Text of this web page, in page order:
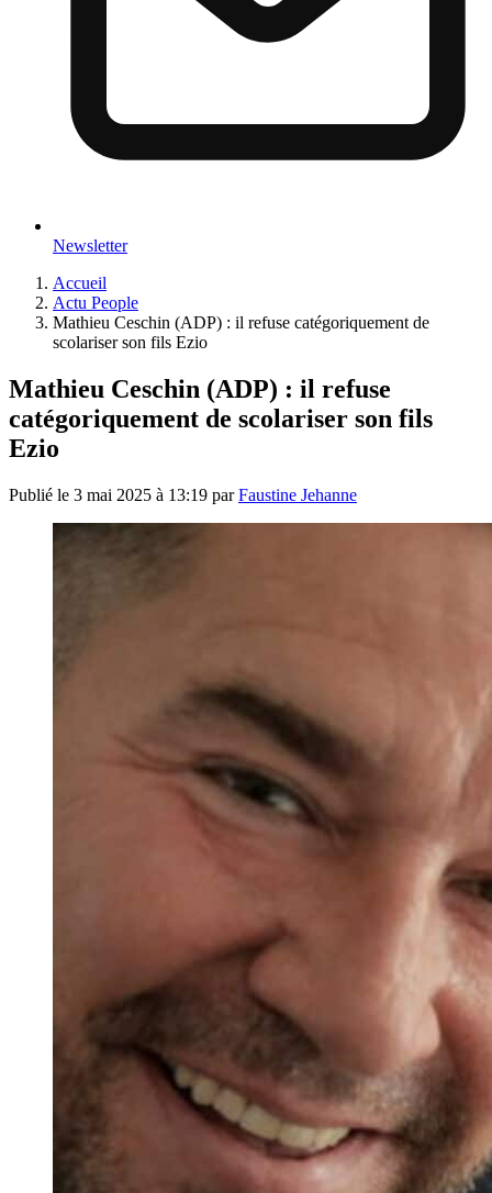
Newsletter
Accueil
Actu People
Mathieu Ceschin (ADP) : il refuse catégoriquement de
scolariser son fils Ezio
Mathieu Ceschin (ADP) : il refuse
catégoriquement de scolariser son fils
Ezio
Publié le 3 mai 2025 à 13:19 parFaustine Jehanne